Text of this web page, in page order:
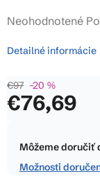
Priemerné
produktu
0,0
z
Neohodnotené
€97 –20 %
€76,69
cena:
Môžeme doručiť
Možnosti
Detailné informácie